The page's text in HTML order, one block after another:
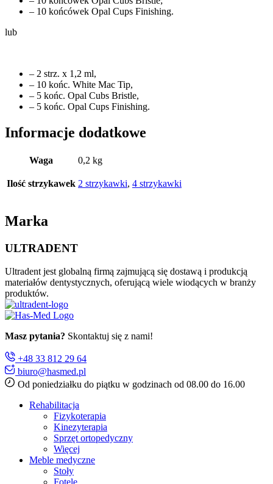
– 10 końcówek Opal Cups Finishing.
lub
– 2 strz. x 1,2 ml,
– 10 końc. White Mac Tip,
– 5 końc. Opal Cubs Bristle,
– 5 końc. Opal Cups Finishing.
Informacje dodatkowe
Waga 0,2 kg
Ilość strzykawek 2 strzykawki, 4 strzykawki
Marka
ULTRADENT
Ultradent jest globalną firmą zajmującą się dostawą i produkcją
materiałów dentystycznych, oferującą wiele wiodących w branży
produktów.
Masz pytania? Skontaktuj się z nami!
+48 33 812 29 64
biuro@hasmed.pl
Od poniedziałku do piątku w godzinach od 08.00 do 16.00
Rehabilitacja
Fizykoterapia
Kinezyterapia
Sprzęt ortopedyczny
Więcej
Meble medyczne
Stoły